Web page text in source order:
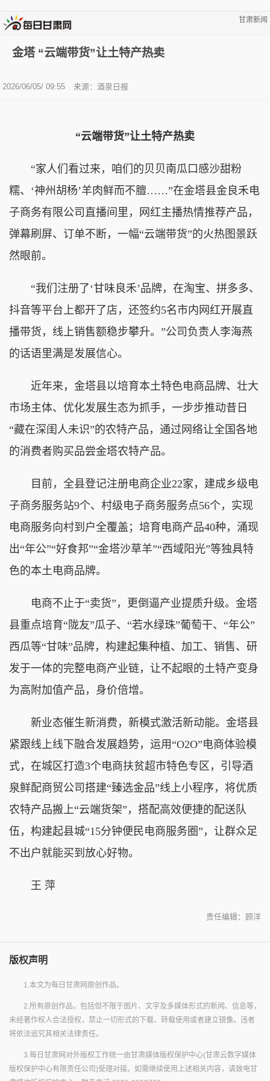
甘肃新闻
金塔 “云端带货”让土特产热卖
2026/06/05/ 09:55 来源：酒泉日报
“云端带货”让土特产热卖
“家人们看过来，咱们的贝贝南瓜口感沙甜粉
糯、‘神州胡杨’羊肉鲜而不膻……”在金塔县金良禾电
子商务有限公司直播间里，网红主播热情推荐产品，
弹幕刷屏、订单不断，一幅“云端带货”的火热图景跃
然眼前。
“我们注册了‘甘味良禾’品牌，在淘宝、拼多多、
抖音等平台上都开了店，还签约5名市内网红开展直
播带货，线上销售额稳步攀升。”公司负责人李海燕
的话语里满是发展信心。
近年来，金塔县以培育本土特色电商品牌、壮大
市场主体、优化发展生态为抓手，一步步推动昔日
“藏在深闺人未识”的农特产品，通过网络让全国各地
的消费者购买品尝金塔农特产品。
目前，全县登记注册电商企业22家，建成乡级电
子商务服务站9个、村级电子商务服务点56个，实现
电商服务向村到户全覆盖；培育电商产品40种，涌现
出“年公”“好食邦”“金塔沙草羊”“西域阳光”等独具特
色的本土电商品牌。
电商不止于“卖货”，更倒逼产业提质升级。金塔
县重点培育“陇友”瓜子、“若水绿珠”葡萄干、“年公”
西瓜等“甘味”品牌，构建起集种植、加工、销售、研
发于一体的完整电商产业链，让不起眼的土特产变身
为高附加值产品，身价倍增。
新业态催生新消费，新模式激活新动能。金塔县
紧跟线上线下融合发展趋势，运用“O2O”电商体验模
式，在城区打造3个电商扶贫超市特色专区，引导酒
泉鲜配商贸公司搭建“臻选金品”线上小程序，将优质
农特产品搬上“云端货架”，搭配高效便捷的配送队
伍，构建起县城“15分钟便民电商服务圈”，让群众足
不出户就能买到放心好物。
王 萍
责任编辑：顾洋
版权声明
1.本文为每日甘肃网原创作品。
2.所有原创作品，包括但不限于图片、文字及多媒体形式的新闻、信息等，
未经著作权人合法授权，禁止一切形式的下载、转载使用或者建立镜像。违者
将依法追究其相关法律责任。
3.每日甘肃网对外版权工作统一由甘肃媒体版权保护中心(甘肃云数字媒体
版权保护中心有限责任公司)受理对接。如需继续使用上述相关内容，请致电甘